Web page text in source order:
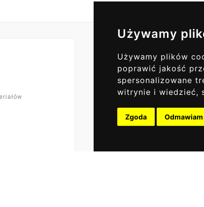
Używamy
Używamy plików
poprawić jakość
spersonalizowane
witrynie i wiedzieć,
Zgoda Odmawiam
Codzienne
ZAPISZ